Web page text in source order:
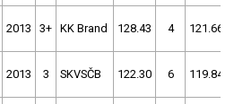
2013 3+ KK Brand 128.43 4 121.66
2013 3 SKVSČB 122.30 6 119.84